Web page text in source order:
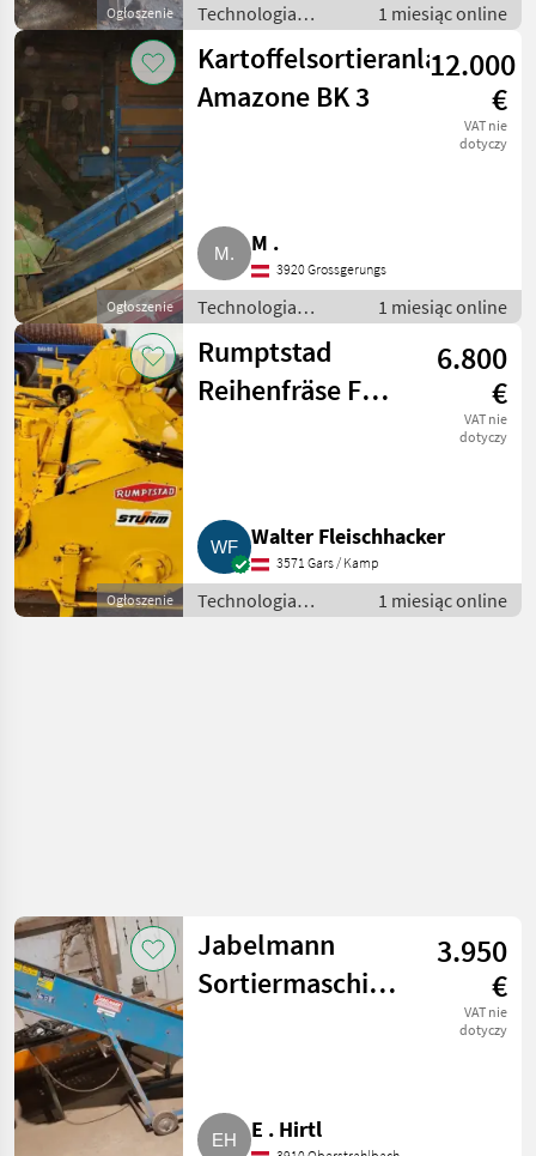
Ogłoszenie
Technologia
ziemniaczana /
Inne rozwiązania
technologiczne dla
ziemniaków
1 miesiąc online
Ogłoszenie
Kartoffelsortieranlage
Amazone BK 3
12.000
€
VAT nie
dotyczy
M .
3920 Grossgerungs
Technologia
ziemniaczana /
Inne rozwiązania
technologiczne dla
ziemniaków
1 miesiąc online
Ogłoszenie
Rumptstad
Reihenfräse FH
6.800
€
VAT nie
dotyczy
Walter Fleischhacker
3571 Gars / Kamp
Technologia
ziemniaczana /
1 miesiąc online
Jabelmann
Sortiermaschine
3.950
€
VAT nie
dotyczy
E . Hirtl